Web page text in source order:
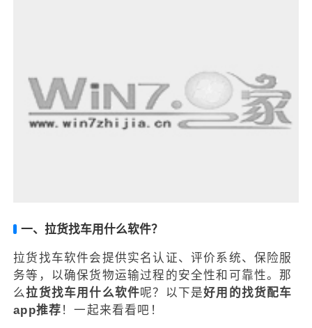
一、拉货找车用什么软件？
拉货找车软件会提供实名认证、评价系统、保险服
务等，以确保货物运输过程的安全性和可靠性。那
么拉货找车用什么软件呢？以下是好用的找货配车
app推荐 ！一起来看看吧！